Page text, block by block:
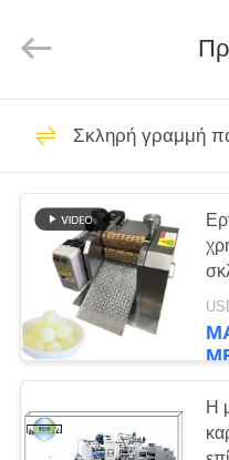
ΣΠΊΤΙ
ΠΡΟΪΌΝΤΑ
ΠΕΡΊΠΟΥ
ΕΜΕΊΣ
ΓΎΡΟΣ
ΕΡΓΟΣΤΑΣΊΩΝ
Rights
Developed
γραμμή
Γραμμή
Σκληρή γραμμή
Η